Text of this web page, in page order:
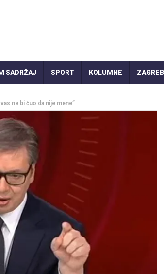
SADRŽAJ SPORT KOLUMNE ZAGREB
ne bi čuo da nije mene”